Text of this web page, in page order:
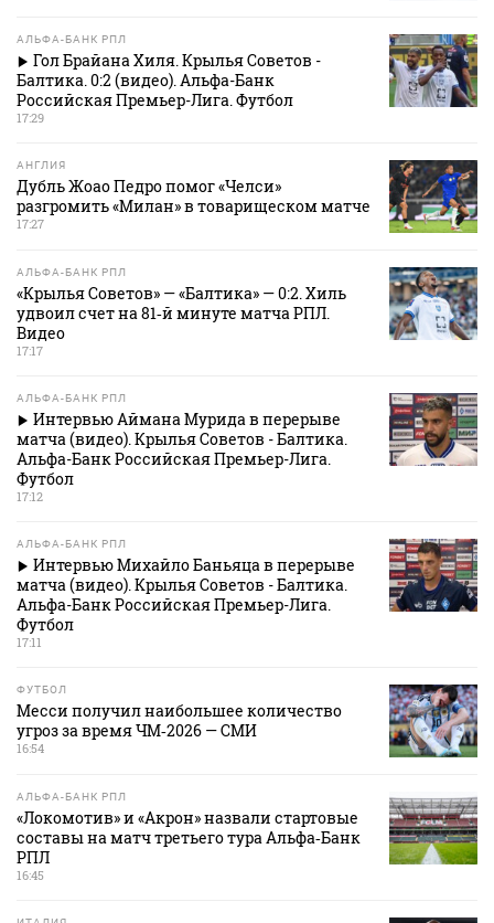
АЛЬФА-БАНК РПЛ
Гол Брайана Хиля. Крылья Советов -
Балтика. 0:2 (видео). Альфа-Банк
Российская Премьер-Лига. Футбол
17:29
АНГЛИЯ
Дубль Жоао Педро помог «Челси»
разгромить «Милан» в товарищеском матче
17:27
АЛЬФА-БАНК РПЛ
«Крылья Советов» — «Балтика» — 0:2. Хиль
удвоил счет на 81‑й минуте матча РПЛ.
Видео
17:17
АЛЬФА-БАНК РПЛ
Интервью Аймана Мурида в перерыве
матча (видео). Крылья Советов - Балтика.
Альфа-Банк Российская Премьер-Лига.
Футбол
17:12
АЛЬФА-БАНК РПЛ
Интервью Михайло Баньяца в перерыве
матча (видео). Крылья Советов - Балтика.
Альфа-Банк Российская Премьер-Лига.
Футбол
17:11
ФУТБОЛ
Месси получил наибольшее количество
угроз за время ЧМ‑2026 — СМИ
16:54
АЛЬФА-БАНК РПЛ
«Локомотив» и «Акрон» назвали стартовые
составы на матч третьего тура Альфа‑Банк
РПЛ
16:45